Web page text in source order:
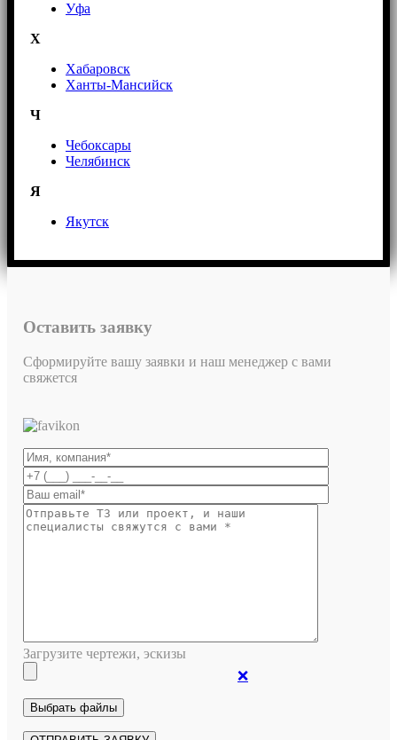
Уфа
Х
Хабаровск
Ханты-Мансийск
Ч
Чебоксары
Челябинск
Я
Якутск
Оставить заявку
Сформируйте вашу заявки и наш менеджер с вами
свяжется
Загрузите чертежи, эскизы
❌